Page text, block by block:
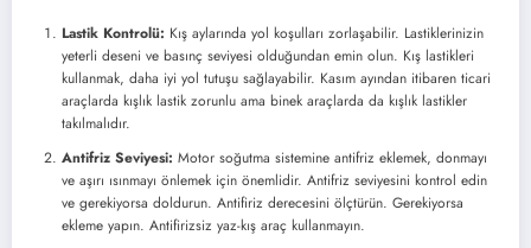
Lastik Kontrolü: Kış aylarında yol koşulları zorlaşabilir. Lastiklerinizin
yeterli deseni ve basınç seviyesi olduğundan emin olun. Kış lastikleri
kullanmak, daha iyi yol tutuşu sağlayabilir. Kasım ayından itibaren ticari
araçlarda kışlık lastik zorunlu ama binek araçlarda da kışlık lastikler
takılmalıdır.
Antifriz Seviyesi: Motor soğutma sistemine antifriz eklemek, donmayı
ve aşırı ısınmayı önlemek için önemlidir. Antifriz seviyesini kontrol edin
ve gerekiyorsa doldurun. Antifiriz derecesini ölçtürün. Gerekiyorsa
ekleme yapın. Antifirizsiz yaz-kış araç kullanmayın.